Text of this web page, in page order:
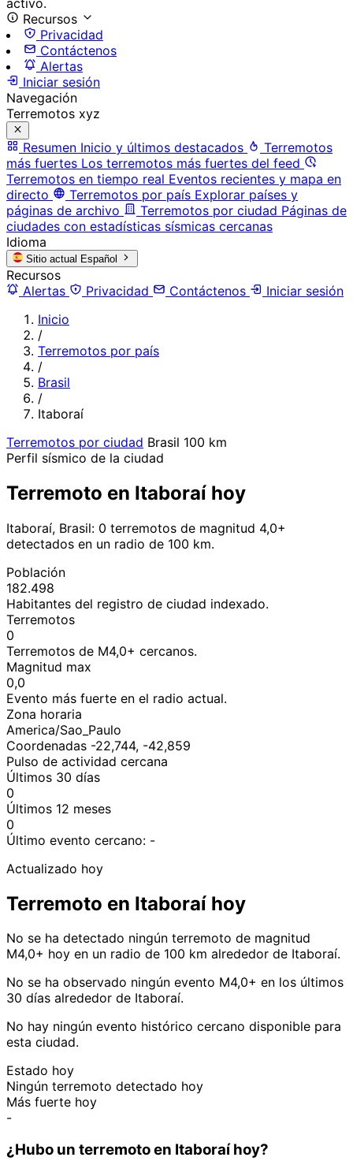
activo.
Recursos
Privacidad
Contáctenos
Alertas
Iniciar sesión
Navegación
Terremotos xyz
Resumen Inicio y últimos destacados
Terremotos
más fuertes Los terremotos más fuertes del feed
Terremotos en tiempo real Eventos recientes y mapa en
directo
Terremotos por país Explorar países y
páginas de archivo
Terremotos por ciudad Páginas de
ciudades con estadísticas sísmicas cercanas
Idioma
Sitio actual Español
Recursos
Alertas
Privacidad Contáctenos
Iniciar sesión
Inicio
/
Terremotos por país
/
Brasil
/
Itaboraí
Terremotos por ciudad Brasil 100 km
Perfil sísmico de la ciudad
Terremoto en Itaboraí hoy
Itaboraí, Brasil: 0 terremotos de magnitud 4,0+
detectados en un radio de 100 km.
Población
182.498
Habitantes del registro de ciudad indexado.
Terremotos
0
Terremotos de M4,0+ cercanos.
Magnitud max
0,0
Evento más fuerte en el radio actual.
Zona horaria
America/Sao_Paulo
Coordenadas -22,744, -42,859
Pulso de actividad cercana
Últimos 30 días
0
Últimos 12 meses
0
Último evento cercano: -
Actualizado hoy
Terremoto en Itaboraí hoy
No se ha detectado ningún terremoto de magnitud
M4,0+ hoy en un radio de 100 km alrededor de Itaboraí.
No se ha observado ningún evento M4,0+ en los últimos
30 días alrededor de Itaboraí.
No hay ningún evento histórico cercano disponible para
esta ciudad.
Estado hoy
Ningún terremoto detectado hoy
Más fuerte hoy
-
¿Hubo un terremoto en Itaboraí hoy?